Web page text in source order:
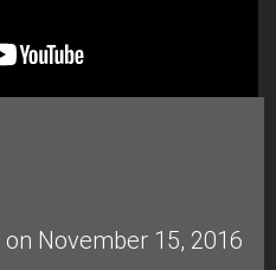
on November 15, 2016